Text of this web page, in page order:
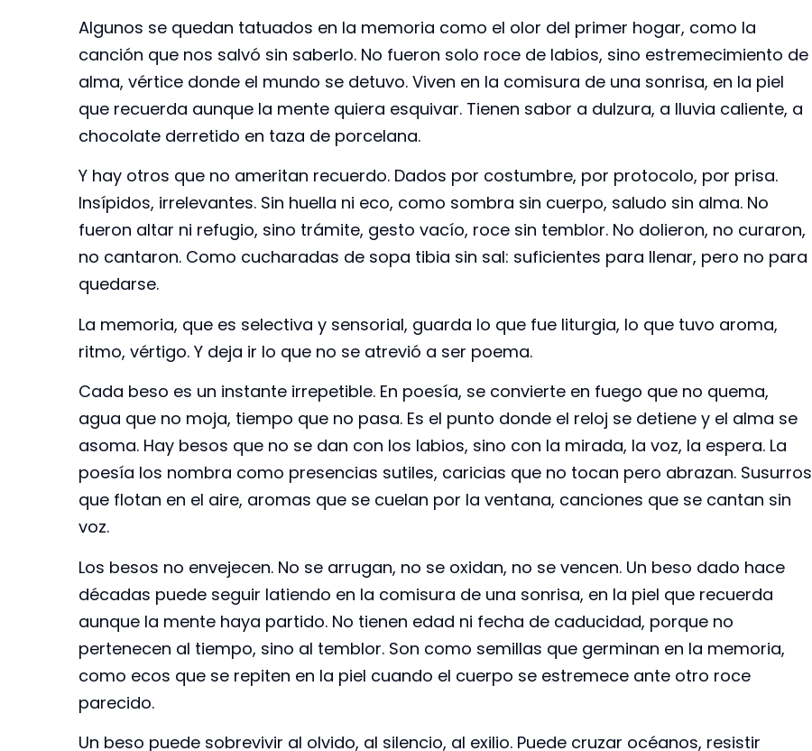
Algunos se quedan tatuados en la memoria como el olor del primer hogar, como la
canción que nos salvó sin saberlo. No fueron solo roce de labios, sino estremecimiento de
alma, vértice donde el mundo se detuvo. Viven en la comisura de una sonrisa, en la piel
que recuerda aunque la mente quiera esquivar. Tienen sabor a dulzura, a lluvia caliente, a
chocolate derretido en taza de porcelana.
Y hay otros que no ameritan recuerdo. Dados por costumbre, por protocolo, por prisa.
Insípidos, irrelevantes. Sin huella ni eco, como sombra sin cuerpo, saludo sin alma. No
fueron altar ni refugio, sino trámite, gesto vacío, roce sin temblor. No dolieron, no curaron,
no cantaron. Como cucharadas de sopa tibia sin sal: suficientes para llenar, pero no para
quedarse.
La memoria, que es selectiva y sensorial, guarda lo que fue liturgia, lo que tuvo aroma,
ritmo, vértigo. Y deja ir lo que no se atrevió a ser poema.
Cada beso es un instante irrepetible. En poesía, se convierte en fuego que no quema,
agua que no moja, tiempo que no pasa. Es el punto donde el reloj se detiene y el alma se
asoma. Hay besos que no se dan con los labios, sino con la mirada, la voz, la espera. La
poesía los nombra como presencias sutiles, caricias que no tocan pero abrazan. Susurros
que flotan en el aire, aromas que se cuelan por la ventana, canciones que se cantan sin
voz.
Los besos no envejecen. No se arrugan, no se oxidan, no se vencen. Un beso dado hace
décadas puede seguir latiendo en la comisura de una sonrisa, en la piel que recuerda
aunque la mente haya partido. No tienen edad ni fecha de caducidad, porque no
pertenecen al tiempo, sino al temblor. Son como semillas que germinan en la memoria,
como ecos que se repiten en la piel cuando el cuerpo se estremece ante otro roce
parecido.
Un beso puede sobrevivir al olvido, al silencio, al exilio. Puede cruzar océanos, resistir